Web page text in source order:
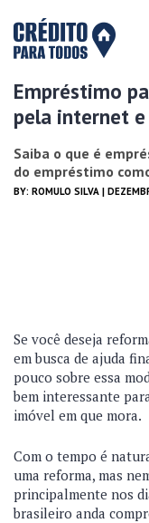
Empréstimo
pela internet
Saiba o que é
do empréstimo
BY: ROMULO SILVA |
Se você deseja
em busca de ajuda
pouco sobre essa
bem interessante
imóvel em que mora.
Com o tempo é
uma reforma, mas
principalmente nos
brasileiro anda